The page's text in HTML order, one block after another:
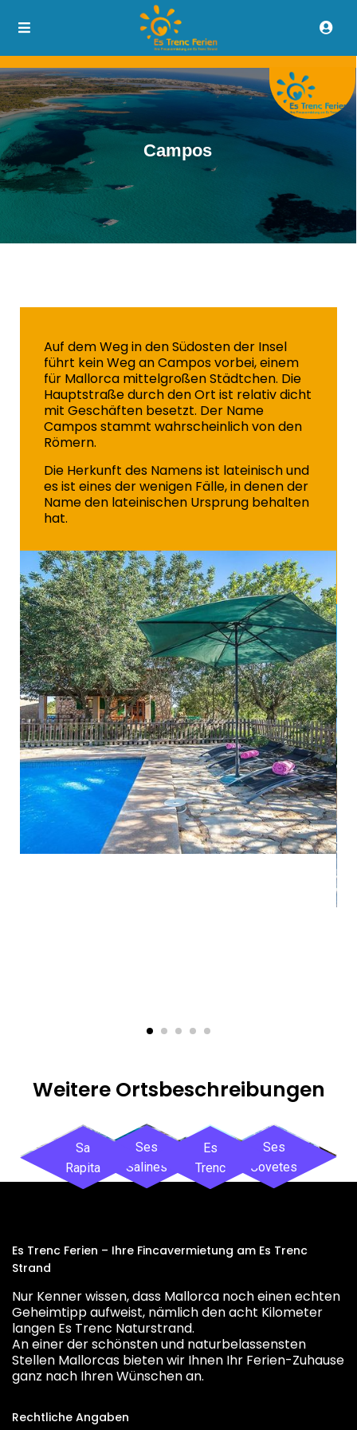
Campos
Auf dem Weg in den Südosten der Insel
führt kein Weg an Campos vorbei, einem
für Mallorca mittelgroßen Städtchen. Die
Hauptstraße durch den Ort ist relativ dicht
mit Geschäften besetzt. Der Name
Campos stammt wahrscheinlich von den
Römern.
Die Herkunft des Namens ist lateinisch und
es ist eines der wenigen Fälle, in denen der
Name den lateinischen Ursprung behalten
hat.
Weitere Ortsbeschreibungen
Ses
Salines
Ses
Covetes
Sa
Rapita
Es
Trenc
Es Trenc Ferien – Ihre Fincavermietung am Es Trenc
Strand
Nur Kenner wissen, dass Mallorca noch einen echten
Geheimtipp aufweist, nämlich den acht Kilometer
langen Es Trenc Naturstrand.
An einer der schönsten und naturbelassensten
Stellen Mallorcas bieten wir Ihnen Ihr Ferien-Zuhause
ganz nach Ihren Wünschen an.
Rechtliche Angaben